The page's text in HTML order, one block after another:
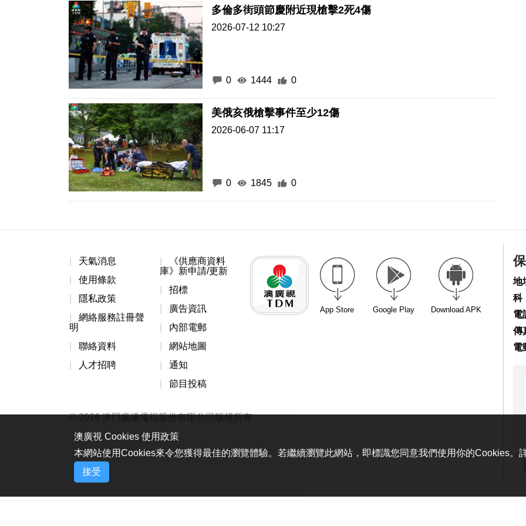
多倫多街頭節慶附近現槍擊2死4傷
2026-07-12 10:27
0 1444 0
美俄亥俄槍擊事件至少12傷
2026-06-07 11:17
0 1845 0
天氣消息
使用條款
隱私政策
網絡服務註冊聲
明
聯絡資料
人才招聘
《供應商資料
庫》新申請/更新
招標
廣告資訊
內部電郵
網站地圖
通知
節目投稿
App Store Google Play Download APK
© 2026 澳門廣播電視股份有限公司版權所有
地
科
電
傳
電
澳廣視 Cookies 使用政策
本網站使用Cookies來令您獲得最佳的瀏覽體驗。若繼續瀏覽此網站，即標識您同意我們使用你的Cookies。
接受